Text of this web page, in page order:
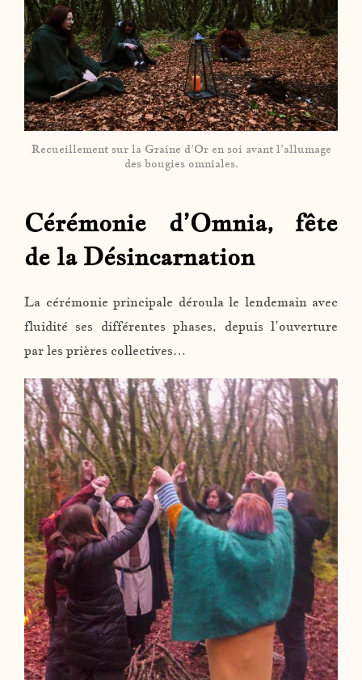
Recueillement sur la Graine d’Or en soi avant l’allumage
des bougies omniales.
Cérémonie d’Omnia, fête
de la Désincarnation
La cérémonie principale déroula le lendemain avec
fluidité ses différentes phases, depuis l’ouverture
par les prières collectives…